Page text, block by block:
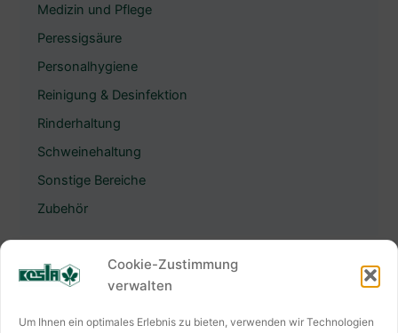
Cookie-Zustimmung
verwalten
Um Ihnen ein optimales Erlebnis zu bieten, verwenden wir Technologien
Medizin und Pflege
Peressigsäure
Personalhygiene
Reinigung & Desinfektion
Rinderhaltung
Schweinehaltung
Sonstige Bereiche
Zubehör